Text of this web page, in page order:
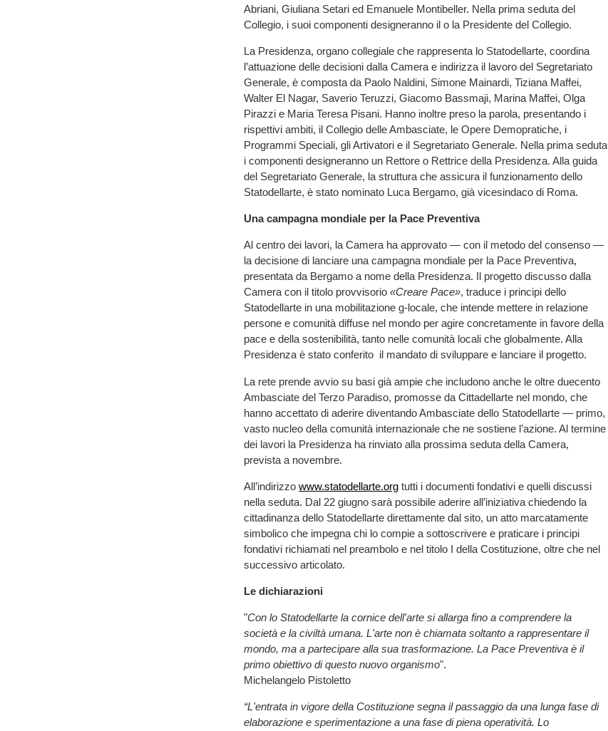
Abriani, Giuliana Setari ed Emanuele Montibeller. Nella prima seduta del
Collegio, i suoi componenti designeranno il o la Presidente del Collegio.
La Presidenza, organo collegiale che rappresenta lo Statodellarte, coordina
l’attuazione delle decisioni dalla Camera e indirizza il lavoro del Segretariato
Generale, è composta da Paolo Naldini, Simone Mainardi, Tiziana Maffei,
Walter El Nagar, Saverio Teruzzi, Giacomo Bassmaji, Marina Maffei, Olga
Pirazzi e Maria Teresa Pisani. Hanno inoltre preso la parola, presentando i
rispettivi ambiti, il Collegio delle Ambasciate, le Opere Demopratiche, i
Programmi Speciali, gli Artivatori e il Segretariato Generale. Nella prima seduta
i componenti designeranno un Rettore o Rettrice della Presidenza. Alla guida
del Segretariato Generale, la struttura che assicura il funzionamento dello
Statodellarte, è stato nominato Luca Bergamo, già vicesindaco di Roma.
Una campagna mondiale per la Pace Preventiva
Al centro dei lavori, la Camera ha approvato — con il metodo del consenso —
la decisione di lanciare una campagna mondiale per la Pace Preventiva,
presentata da Bergamo a nome della Presidenza. Il progetto discusso dalla
Camera con il titolo provvisorio «Creare Pace», traduce i principi dello
Statodellarte in una mobilitazione g-locale, che intende mettere in relazione
persone e comunità diffuse nel mondo per agire concretamente in favore della
pace e della sostenibilità, tanto nelle comunità locali che globalmente. Alla
Presidenza è stato conferito il mandato di sviluppare e lanciare il progetto.
La rete prende avvio su basi già ampie che includono anche le oltre duecento
Ambasciate del Terzo Paradiso, promosse da Cittadellarte nel mondo, che
hanno accettato di aderire diventando Ambasciate dello Statodellarte — primo,
vasto nucleo della comunità internazionale che ne sostiene l’azione. Al termine
dei lavori la Presidenza ha rinviato alla prossima seduta della Camera,
prevista a novembre.
All’indirizzo www.statodellarte.org tutti i documenti fondativi e quelli discussi
nella seduta. Dal 22 giugno sarà possibile aderire all’iniziativa chiedendo la
cittadinanza dello Statodellarte direttamente dal sito, un atto marcatamente
simbolico che impegna chi lo compie a sottoscrivere e praticare i principi
fondativi richiamati nel preambolo e nel titolo I della Costituzione, oltre che nel
successivo articolato.
Le dichiarazioni
"Con lo Statodellarte la cornice dell'arte si allarga fino a comprendere la
società e la civiltà umana. L'arte non è chiamata soltanto a rappresentare il
mondo, ma a partecipare alla sua trasformazione. La Pace Preventiva è il
primo obiettivo di questo nuovo organismo".
Michelangelo Pistoletto
“L'entrata in vigore della Costituzione segna il passaggio da una lunga fase di
elaborazione e sperimentazione a una fase di piena operatività. Lo